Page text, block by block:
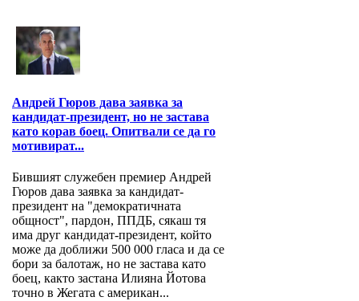
Андрей Гюров дава заявка за
кандидат-президент, но не застава
като корав боец. Опитвали се да го
мотивират...
Бившият служебен премиер Андрей
Гюров дава заявка за кандидат-
президент на "демократичната
общност", пардон, ППДБ, сякаш тя
има друг кандидат-президент, който
може да доближи 500 000 гласа и да се
бори за балотаж, но не застава като
боец, както застана Илияна Йотова
точно в Жегата с американ...